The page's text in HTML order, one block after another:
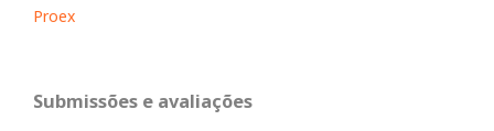
Proex
Submissões e avaliações